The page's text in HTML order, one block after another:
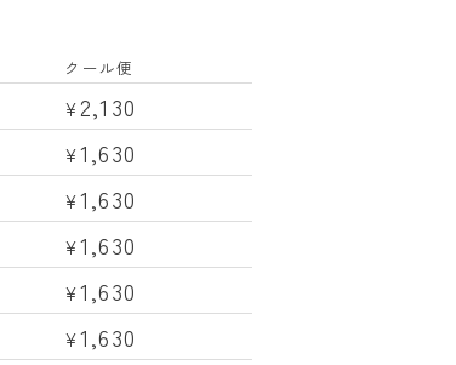
クール便
¥2,130
¥1,630
¥1,630
¥1,630
¥1,630
¥1,630